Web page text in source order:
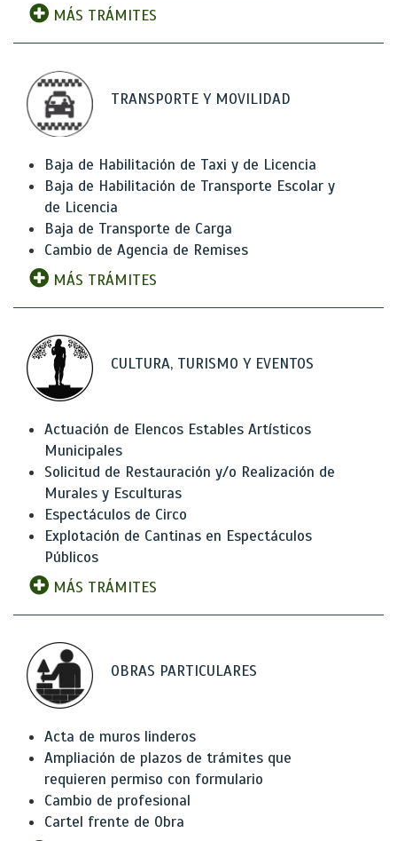
MÁS TRÁMITES
TRANSPORTE Y MOVILIDAD
Baja de Habilitación de Taxi y de Licencia
Baja de Habilitación de Transporte Escolar y
de Licencia
Baja de Transporte de Carga
Cambio de Agencia de Remises
MÁS TRÁMITES
CULTURA, TURISMO Y EVENTOS
Actuación de Elencos Estables Artísticos
Municipales
Solicitud de Restauración y/o Realización de
Murales y Esculturas
Espectáculos de Circo
Explotación de Cantinas en Espectáculos
Públicos
MÁS TRÁMITES
OBRAS PARTICULARES
Acta de muros linderos
Ampliación de plazos de trámites que
requieren permiso con formulario
Cambio de profesional
Cartel frente de Obra